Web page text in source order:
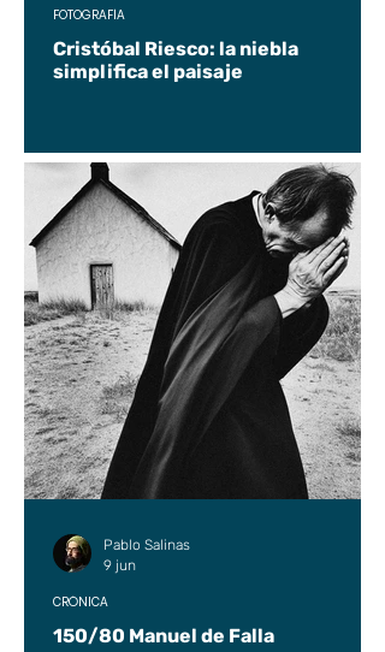
Cristóbal Riesco: la niebla
simplifica el paisaje
FOTOGRAFÍA
150/80 Manuel de Falla
CRÓNICA
Pablo Salinas
9 jun